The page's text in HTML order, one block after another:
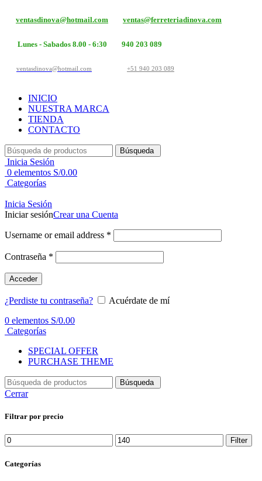
ventasdinova@hotmail.com ventas@ferreteriadinova.com
Lunes - Sabados 8.00 - 6:30 940 203 089
ventasdinova@hotmail.com +51 940 203 089
INICIO
NUESTRA MARCA
TIENDA
CONTACTO
Búsqueda
Inicia Sesión
0 elementos S/0.00
Categorías
Inicia Sesión
Iniciar sesiónCrear una Cuenta
Username or email address *
Contraseña *
Acceder
¿Perdiste tu contraseña?
Acuérdate de mí
0 elementos S/0.00
Categorías
SPECIAL OFFER
PURCHASE THEME
Búsqueda
Cerrar
Filtrar por precio
Min
price
Max
price
Filter
Categorías